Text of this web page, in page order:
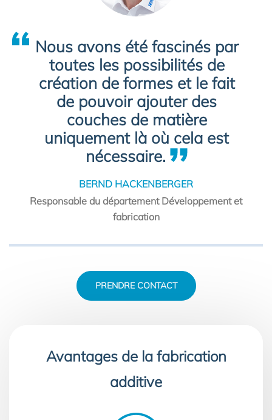
Nous avons été fascinés par
toutes les possibilités de
création de formes et le fait
de pouvoir ajouter des
couches de matière
uniquement là où cela est
nécessaire.
BERND HACKENBERGER
Responsable du département Développement et
fabrication
PRENDRE CONTACT
Avantages de la fabrication
additive